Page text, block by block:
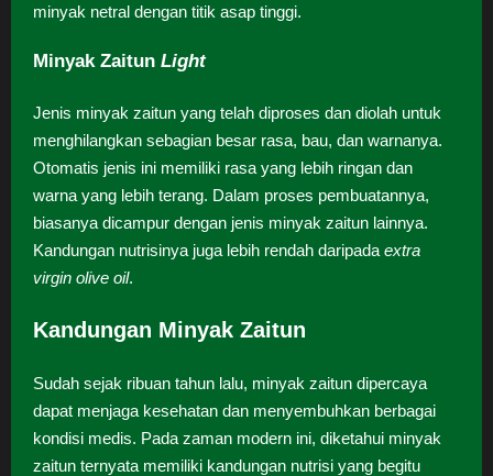
minyak netral dengan titik asap tinggi.
Minyak Zaitun Light
Jenis minyak zaitun yang telah diproses dan diolah untuk
menghilangkan sebagian besar rasa, bau, dan warnanya.
Otomatis jenis ini memiliki rasa yang lebih ringan dan
warna yang lebih terang. Dalam proses pembuatannya,
biasanya dicampur dengan jenis minyak zaitun lainnya.
Kandungan nutrisinya juga lebih rendah daripada extra
virgin olive oil.
Kandungan Minyak Zaitun
Sudah sejak ribuan tahun lalu, minyak zaitun dipercaya
dapat menjaga kesehatan dan menyembuhkan berbagai
kondisi medis. Pada zaman modern ini, diketahui minyak
zaitun ternyata memiliki kandungan nutrisi yang begitu